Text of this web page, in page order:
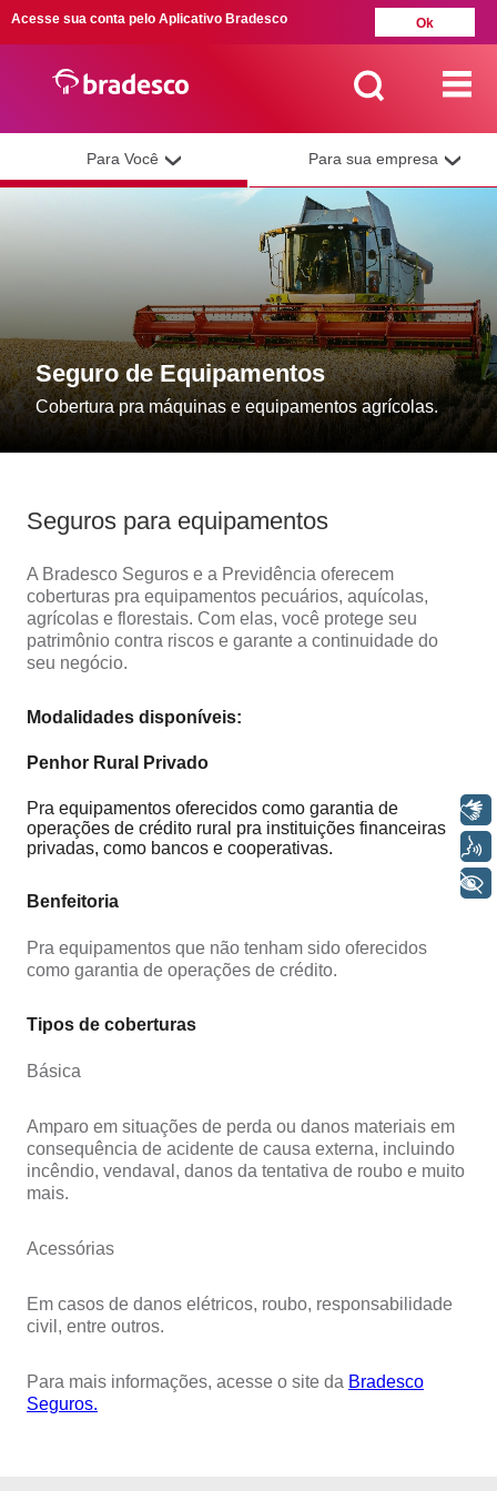
Para Você Para sua empresa
SUAS BUSCAS
RECENTES
SEPARAMOS PARA VOCÊ
Antecipação
Imposto de
renda
Bradesco
Explica
Dívidas
Seguro de Equipamentos
Cobertura pra máquinas e equipamentos agrícolas.
Seguros para equipamentos
A Bradesco Seguros e a Previdência oferecem
coberturas pra equipamentos pecuários, aquícolas,
agrícolas e florestais. Com elas, você protege seu
patrimônio contra riscos e garante a continuidade do
seu negócio.
Modalidades disponíveis:
Penhor Rural Privado
Pra equipamentos oferecidos como garantia de
operações de crédito rural pra instituições financeiras
privadas, como bancos e cooperativas.
Benfeitoria
Pra equipamentos que não tenham sido oferecidos
como garantia de operações de crédito.
Tipos de coberturas
Básica
Amparo em situações de perda ou danos materiais em
consequência de acidente de causa externa, incluindo
incêndio, vendaval, danos da tentativa de roubo e muito
mais.
Acessórias
Em casos de danos elétricos, roubo, responsabilidade
civil, entre outros.
Para mais informações, acesse o site da Bradesco
Seguros.
Libras
Acesse sua conta pelo Aplicativo Bradesco Ok